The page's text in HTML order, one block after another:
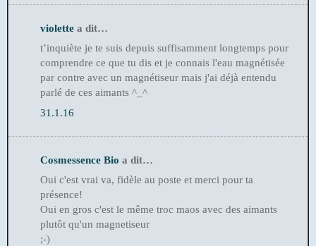
violette a dit…
t’inquiète je te suis depuis suffisamment longtemps pour
comprendre ce que tu dis et je connais l'eau magnétisée
par contre avec un magnétiseur mais j'ai déjà entendu
parlé de ces aimants ^_^
31.1.16
Cosmessence Bio a dit…
Oui c'est vrai va, fidèle au poste et merci pour ta
présence!
Oui en gros c'est le même troc maos avec des aimants
plutôt qu'un magnetiseur
;-)